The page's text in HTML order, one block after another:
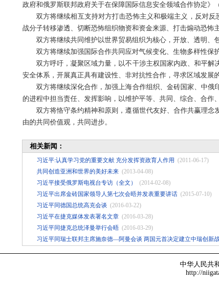
政府和俄罗斯联邦政府关于在保障国际信息安全领域合作协定
双方将继续相互支持对方打击恐怖主义和极端主义，反对反
战分子转移渗透、切断恐怖组织物资和资金来源、打击煽动恐怖
双方将继续共同维护以世界贸易组织为核心，开放、透明、
双方将继续加强国际合作共同应对气候变化、生物多样性保
双方呼吁，凝聚区域力量，以不干涉主权国家内政、和平解
安全体系，开展真正具有建设性、非对抗性合作，寻求区域发展
双方将继续深化合作，加强上海合作组织、金砖国家、中俄
的进程中担当责任、发挥影响，以维护平等、共同、综合、合作
双方将恪守条约精神和原则，遵循世代友好、合作共赢理念
由的共同价值观，共同进步。
相关新闻：
习近平:认真学习党的重要文献 充分发挥资政育人作用 (2011-06-17)
共同创造亚洲和世界的美好未来 (2013-04-08)
习近平接受俄罗斯电视台专访（全文）
(2014-02-08)
习近平出席金砖国家领导人第七次会晤并发表重要讲话 (2015-07-10)
习近平同德国总统高克会谈 (2016-03-22)
习近平在捷克媒体发表署名文章 (2016-03-28)
习近平同捷克总统泽曼举行会晤 (2016-03-29)
习近平同瑞士联邦主席施奈德—阿曼会谈 两国元首决定建立中瑞创新
中华人民共
http://